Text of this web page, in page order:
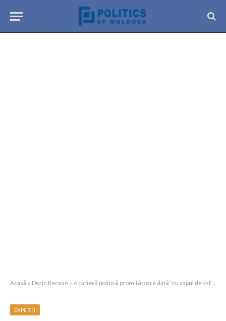
Acasă » Dorin Recean – o carieră politică promițătoare dată ”cu capul de asfalt”
EXPERȚI